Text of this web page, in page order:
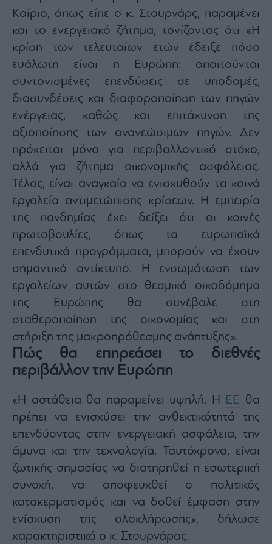
Καίριο, όπως είπε ο κ. Στουρνάρς, παραμένει
και το ενεργειακό ζήτημα, τονίζοντας ότι «Η
κρίση των τελευταίων ετών έδειξε πόσο
ευάλωτη είναι η Ευρώπη: απαιτούνται
συντονισμένες επενδύσεις σε υποδομές,
διασυνδέσεις και διαφοροποίηση των πηγών
ενέργειας, καθώς και επιτάχυνση της
αξιοποίησης των ανανεώσιμων πηγών. Δεν
πρόκειται μόνο για περιβαλλοντικό στόχο,
αλλά για ζήτημα οικονομικής ασφάλειας.
Τέλος, είναι αναγκαίο να ενισχυθούν τα κοινά
εργαλεία αντιμετώπισης κρίσεων. Η εμπειρία
της πανδημίας έχει δείξει ότι οι κοινές
πρωτοβουλίες, όπως τα ευρωπαϊκά
επενδυτικά προγράμματα, μπορούν να έχουν
σημαντικό αντίκτυπο. Η ενσωμάτωση των
εργαλείων αυτών στο θεσμικό οικοδόμημα
της Ευρώπης θα συνέβαλε στη
σταθεροποίηση της οικονομίας και στη
στήριξη της μακροπρόθεσμης ανάπτυξης».
Πώς θα επηρεάσει το διεθνές
περιβάλλον την Ευρώπη
«Η αστάθεια θα παραμείνει υψηλή. Η ΕΕ θα
πρέπει να ενισχύσει την ανθεκτικότητά της
επενδύοντας στην ενεργειακή ασφάλεια, την
άμυνα και την τεχνολογία. Ταυτόχρονα, είναι
ζωτικής σημασίας να διατηρηθεί η εσωτερική
συνοχή, να αποφευχθεί ο πολιτικός
κατακερματισμός και να δοθεί έμφαση στην
ενίσχυση της ολοκλήρωσης», δήλωσε
χαρακτηριστικά ο κ. Στουρνάρας.